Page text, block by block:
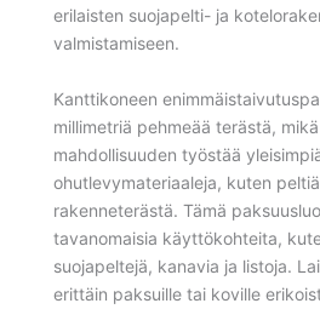
erilaisten suojapelti- ja
valmistamiseen.
Kanttikoneen
millimetriä pehmeää terästä,
mahdollisuuden työstää
ohutlevymateriaaleja, kuten
rakenneterästä. Tämä
tavanomaisia käyttökohteita,
suojapeltejä, kanavia ja listoja.
erittäin paksuille tai koville